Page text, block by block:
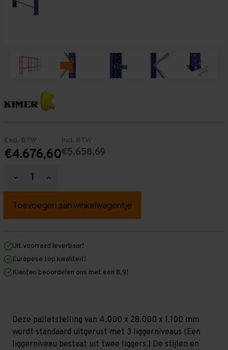
Excl. BTW
€4.676,60
Incl. BTW
€5.658,69
Hoeveelheid
verlagen
Palletstelling
mm
mm
x
1.100
mm
Zwaar
-
T100
Hoeveelheid
verhogen
Palletstelling
mm
mm
1.100
mm
Zwaar
-
T100
Uit voorraad leverbaar!
Europese top kwaliteit!
Klanten beoordelen ons met een 8,9!
Deze palletstelling van 4.000 x 28.000 x 1.100 mm
wordt standaard uitgerust met 3 liggerniveaus (Een
liggerniveau bestaat uit twee liggers.) De stijlen en